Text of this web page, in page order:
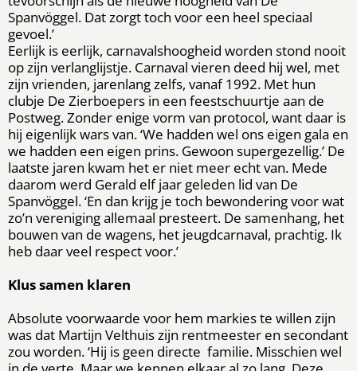
Spanvöggel. Dat zorgt toch voor een heel speciaal
gevoel.’
Eerlijk is eerlijk, carnavalshoogheid worden stond nooit
op zijn verlanglijstje. Carnaval vieren deed hij wel, met
zijn vrienden, jarenlang zelfs, vanaf 1992. Met hun
clubje De Zierboepers in een feestschuurtje aan de
Postweg. Zonder enige vorm van protocol, want daar is
hij eigenlijk wars van. ‘We hadden wel ons eigen gala en
we hadden een eigen prins. Gewoon supergezellig.’ De
laatste jaren kwam het er niet meer echt van. Mede
daarom werd Gerald elf jaar geleden lid van De
Spanvöggel. ‘En dan krijg je toch bewondering voor wat
zo’n vereniging allemaal presteert. De samenhang, het
bouwen van de wagens, het jeugdcarnaval, prachtig. Ik
heb daar veel respect voor.’
Klus samen klaren
Absolute voorwaarde voor hem markies te willen zijn
was dat Martijn Velthuis zijn rentmeester en secondant
zou worden. ‘Hij is geen directe familie. Misschien wel